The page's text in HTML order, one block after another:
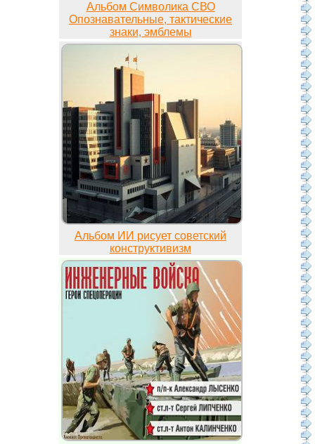
Альбом Символика СВО
Опознавательные, тактические
знаки, эмблемы
Альбом ИИ рисует советский
конструктивизм